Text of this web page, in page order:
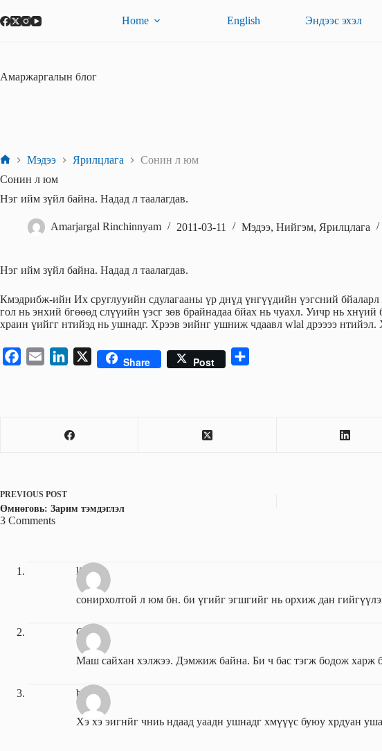
to
content
Home English Эндээс эхэл
Амаржаргалын блог
Мэдээ Ярилцлага
Сонин л юм
Сонин л юм
Нэг ийм зүйл байна. Надад л таалагдав.
Amarjargal Rinchinnyam 2011-03-11 Мэдээ, Нийгэм, Ярилцлага
Нэг ийм зүйл байна. Надад л таалагдав.
Кмэдрибж-ийн Их сруглууийн сдулагааны үр днүд үнгүүдийн үэгсний бйаларл
гол нь энхий бгөөөд слүүийн үэсг зөв брайнадаа бйах нь чуахл. Уичр нь
храин үийгг нтийэд нь ушнадг. Хрээв эийнг ушниж чдаавл wlal дрээээ
e
X Share Post
PREVIOUS POST
Өмнөговь: Зарим тэмдэглэл
3 Comments
light
сонирхолтой л юм бн. би үгийг эгшгийг нь орхиж дан
Gana
Маш сайхан хэлжээ. Дэмжиж байна. Би ч бас тэгж бодож харж
bat
Хэ хэ эигнйг чниь ндаад уаадн ушнадг хмүүүс буюу хрдуан